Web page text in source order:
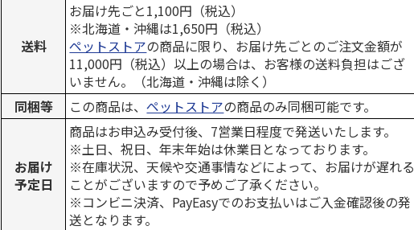
送料
お届け先ごと1,100円（税込）
※北海道・沖縄は1,650円（税込）
ペットストアの商品に限り、お届け先ごとのご注文金額が
11,000円（税込）以上の場合は、お客様の送料負担はござ
いません。（北海道・沖縄は除く）
同梱等
この商品は、ペットストアの商品のみ同梱可能です。
お届け
予定日
商品はお申込み受付後、7営業日程度で発送いたします。
※土日、祝日、年末年始は休業日となっております。
※在庫状況、天候や交通事情などによって、お届けが遅れる
ことがございますので予めご了承ください。
※コンビニ決済、PayEasyでのお支払いはご入金確認後の発
送となります。